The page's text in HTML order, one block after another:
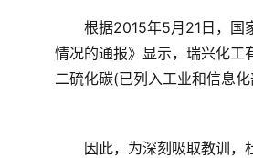
根据2015年5月21日，国家
情况的通报》显示，瑞兴化工
二硫化碳(已列入工业和信息
因此，为深刻吸取教训，杜